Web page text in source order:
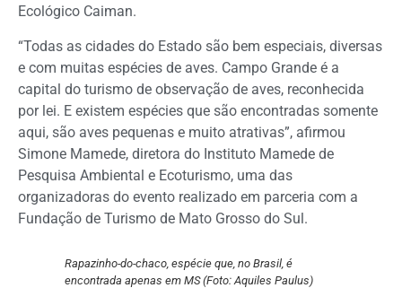
Ecológico Caiman.
“Todas as cidades do Estado são bem especiais, diversas
e com muitas espécies de aves. Campo Grande é a
capital do turismo de observação de aves, reconhecida
por lei. E existem espécies que são encontradas somente
aqui, são aves pequenas e muito atrativas”, afirmou
Simone Mamede, diretora do Instituto Mamede de
Pesquisa Ambiental e Ecoturismo, uma das
organizadoras do evento realizado em parceria com a
Fundação de Turismo de Mato Grosso do Sul.
Rapazinho-do-chaco, espécie que, no Brasil, é
encontrada apenas em MS (Foto: Aquiles Paulus)